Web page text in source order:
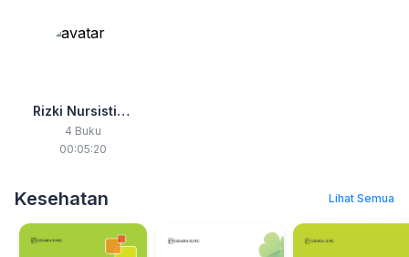
Rizki Nursistian
Fitri
4 Buku
00:05:20
Kesehatan Lihat Semua